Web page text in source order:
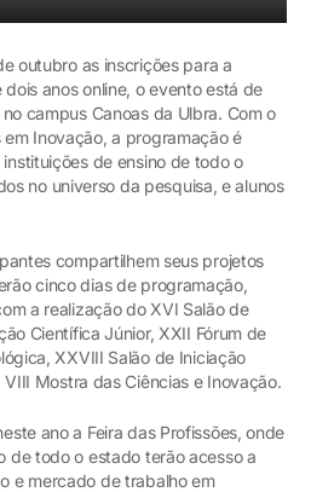
outubro as inscrições para a
anos online, o evento está de
campus Canoas da Ulbra. Com o
Inovação, a programação é
de ensino de todo o
no universo da pesquisa, e alunos
compartilhem seus projetos
cinco dias de programação,
a realização do XVI Salão de
Científica Júnior, XXII Fórum de
XXVIII Salão de Iniciação
Mostra das Ciências e Inovação.
ano a Feira das Profissões, onde
de todo o estado terão acesso a
e mercado de trabalho em